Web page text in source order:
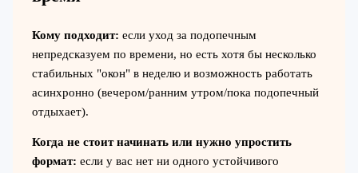
Кому подходит: если уход за подопечным
непредсказуем по времени, но есть хотя бы несколько
стабильных "окон" в неделю и возможность работать
асинхронно (вечером/ранним утром/пока подопечный
отдыхает).
Когда не стоит начинать или нужно упростить
формат: если у вас нет ни одного устойчивого